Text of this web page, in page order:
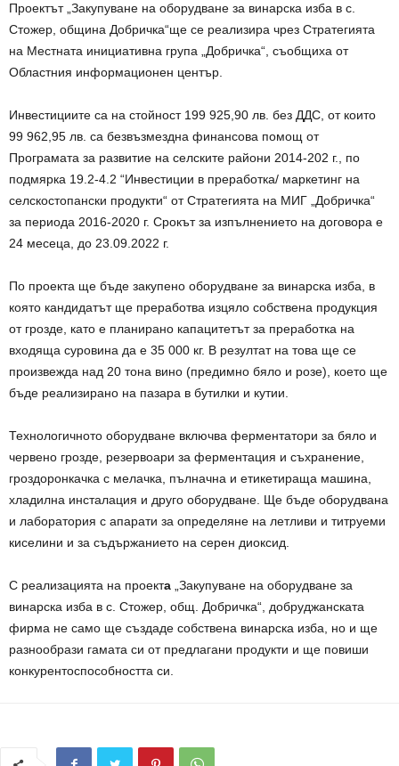
Проектът „Закупуване на оборудване за винарска изба в с.
Стожер, община Добричка“ще се реализира чрез Стратегията
на Местната инициативна група „Добричка“, съобщиха от
Областния информационен център.
Инвестициите са на стойност 199 925,90 лв. без ДДС, от които
99 962,95 лв. са безвъзмездна финансова помощ от
Програмата за развитие на селските райони 2014-202 г., по
подмярка 19.2-4.2 “Инвестиции в преработка/ маркетинг на
селскостопански продукти“ от Стратегията на МИГ „Добричка“
за периода 2016-2020 г. Срокът за изпълнението на договора е
24 месеца, до 23.09.2022 г.
По проекта ще бъде закупено оборудване за винарска изба, в
която кандидатът ще преработва изцяло собствена продукция
от грозде, като е планирано капацитетът за преработка на
входяща суровина да е 35 000 кг. В резултат на това ще се
произвежда над 20 тона вино (предимно бяло и розе), което ще
бъде реализирано на пазара в бутилки и кутии.
Технологичното оборудване включва ферментатори за бяло и
червено грозде, резервоари за ферментация и съхранение,
гроздоронкачка с мелачка, пълначна и етикетираща машина,
хладилна инсталация и друго оборудване. Ще бъде оборудвана
и лаборатория с апарати за определяне на летливи и титруеми
киселини и за съдържанието на серен диоксид.
С реализацията на проекта „Закупуване на оборудване за
винарска изба в с. Стожер, общ. Добричка“, добруджанската
фирма не само ще създаде собствена винарска изба, но и ще
разнообрази гамата си от предлагани продукти и ще повиши
конкурентоспособността си.